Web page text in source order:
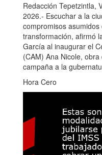
Redacción Tepetzintla,
2026.- Escuchar a la
compromisos
transformación, afirmó
García al inaugurar el
(CAM) Ana Nicole,
campaña a la
Hora Cero